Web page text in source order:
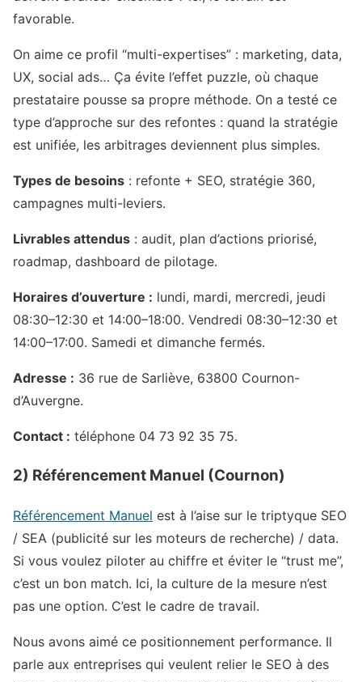
favorable.
On aime ce profil “multi-expertises” : marketing, data,
UX, social ads… Ça évite l’effet puzzle, où chaque
prestataire pousse sa propre méthode. On a testé ce
type d’approche sur des refontes : quand la stratégie
est unifiée, les arbitrages deviennent plus simples.
Types de besoins : refonte + SEO, stratégie 360,
campagnes multi-leviers.
Livrables attendus : audit, plan d’actions priorisé,
roadmap, dashboard de pilotage.
Horaires d’ouverture : lundi, mardi, mercredi, jeudi
08:30–12:30 et 14:00–18:00. Vendredi 08:30–12:30 et
14:00–17:00. Samedi et dimanche fermés.
Adresse : 36 rue de Sarliève, 63800 Cournon-
d’Auvergne.
Contact : téléphone 04 73 92 35 75.
2) Référencement Manuel (Cournon)
Référencement Manuel est à l’aise sur le triptyque SEO
/ SEA (publicité sur les moteurs de recherche) / data.
Si vous voulez piloter au chiffre et éviter le “trust me”,
c’est un bon match. Ici, la culture de la mesure n’est
pas une option. C’est le cadre de travail.
Nous avons aimé ce positionnement performance. Il
parle aux entreprises qui veulent relier le SEO à des